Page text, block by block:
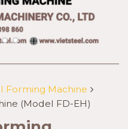
Forming Machine
(Model FD-EH)